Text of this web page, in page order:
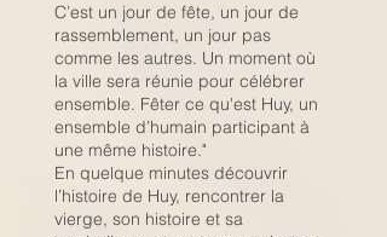
C’est un jour de fête, un jour de
rassemblement, un jour pas
comme les autres. Un moment où
la ville sera réunie pour célébrer
ensemble. Fêter ce qu'est Huy, un
ensemble d’humain participant à
une même histoire."
En quelque minutes découvrir
l’histoire de Huy, rencontrer la
vierge, son histoire et sa